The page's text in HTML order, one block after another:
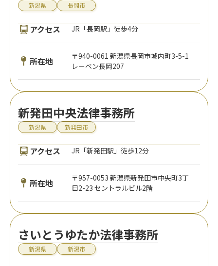
新潟県 長岡市
アクセス JR「長岡駅」徒歩4分
所在地
〒940-0061 新潟県長岡市城内町3-5-1
レーベン長岡207
新発田中央法律事務所
新潟県 新発田市
アクセス JR「新発田駅」徒歩12分
所在地
〒957-0053 新潟県新発田市中央町3丁
目2-23 セントラルビル2階
さいとうゆたか法律事務所
新潟県 新潟市